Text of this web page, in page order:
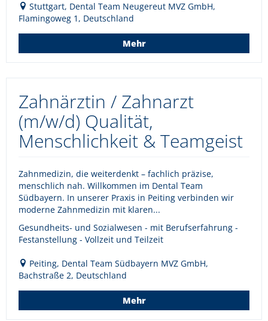
Stuttgart, Dental Team Neugereut MVZ GmbH,
Flamingoweg 1, Deutschland
Mehr
Zahnärztin / Zahnarzt
(m/w/d) Qualität,
Menschlichkeit & Teamgeist
Zahnmedizin, die weiterdenkt – fachlich präzise,
menschlich nah. Willkommen im Dental Team
Südbayern. In unserer Praxis in Peiting verbinden wir
moderne Zahnmedizin mit klaren...
Gesundheits- und Sozialwesen - mit Berufserfahrung -
Festanstellung - Vollzeit und Teilzeit
Peiting, Dental Team Südbayern MVZ GmbH,
Bachstraße 2, Deutschland
Mehr